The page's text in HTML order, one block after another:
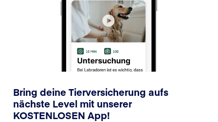
Bring deine Tierversicherung aufs
nächste Level mit unserer
KOSTENLOSEN App!